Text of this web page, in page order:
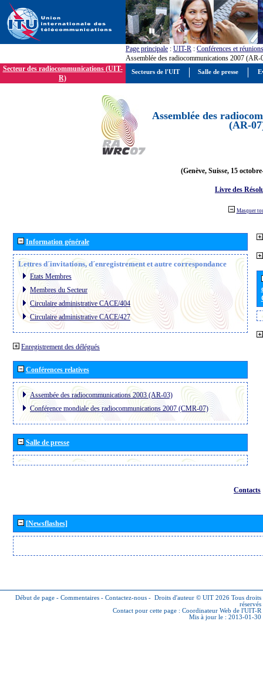
Page principale : UIT-R : Conférences et réunions
Assemblée des radiocommunications 2007 (AR-
Secteur des radiocommunications (UIT-
R)
Assemblée des
(AR-
(Genève, Suisse, 15
Livre des
Masquer
Information générale
Lettres d´invitations, d´enregistrement et autre correspondance
Etats Membres
Membres du Secteur
Circulaire administrative CACE/404
Circulaire administrative CACE/427
Enregistrement des délégués
Conférences relatives
Assembée des radiocommunications 2003 (AR-03)
Conférence mondiale des radiocommunications 2007 (CMR-07)
Salle de presse
Contacts
[Newsflashes]
Début de page - Commentaires - Contactez-nous - Droits d'auteur © UIT 2026 Tous droits
réservés
Contact pour cette page : Coordinateur Web de l'UIT-R
Mis à jour le : 2013-01-30
Secteurs de l'UIT Salle de presse